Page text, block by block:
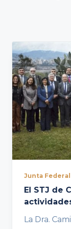
Junta
El STJ de
La Dra.